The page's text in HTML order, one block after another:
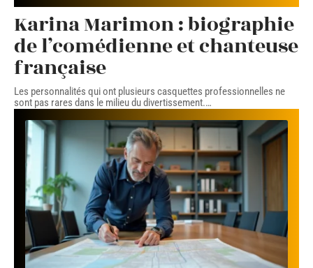
Karina Marimon : biographie
de l’comédienne et chanteuse
française
Les personnalités qui ont plusieurs casquettes professionnelles ne
sont pas rares dans le milieu du divertissement.…